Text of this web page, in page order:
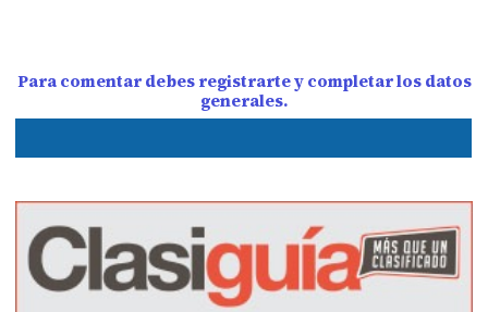
Para comentar debes registrarte y completar los datos
generales.